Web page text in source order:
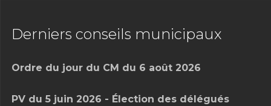
Derniers conseils municipaux
Ordre du jour du CM du 6 août 2026
PV du 5 juin 2026 - Élection des délégués